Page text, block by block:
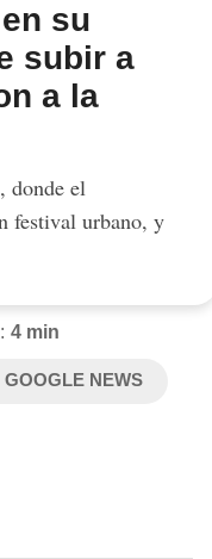
su
subir a
a la
donde el
festival urbano, y
4 min
GOOGLE NEWS